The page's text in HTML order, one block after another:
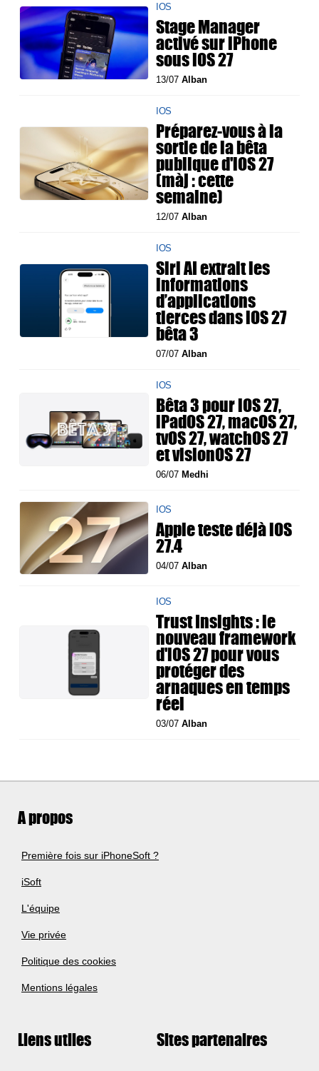
IOS
Stage Manager
activé sur iPhone
sous iOS 27
13/07Alban
IOS
Préparez-vous à la
sortie de la bêta
publique d'iOS 27
(màj : cette
semaine)
12/07Alban
IOS
Siri AI extrait les
informations
d’applications
tierces dans iOS 27
bêta 3
07/07Alban
IOS
Bêta 3 pour iOS 27,
iPadOS 27, macOS 27,
tvOS 27, watchOS 27
et visionOS 27
06/07Medhi
IOS
Apple teste déjà iOS
27.4
04/07Alban
IOS
Trust Insights : le
nouveau framework
d'iOS 27 pour vous
protéger des
arnaques en temps
réel
03/07Alban
A propos
Première fois sur iPhoneSoft ?
iSoft
L'équipe
Vie privée
Politique des cookies
Mentions légales
Liens utiles Sites partenaires